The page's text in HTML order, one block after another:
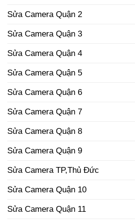
Sửa Camera Quận 2
Sửa Camera Quận 3
Sửa Camera Quận 4
Sửa Camera Quận 5
Sửa Camera Quận 6
Sửa Camera Quận 7
Sửa Camera Quận 8
Sửa Camera Quận 9
Sửa Camera TP,Thủ Đức
Sửa Camera Quận 10
Sửa Camera Quận 11